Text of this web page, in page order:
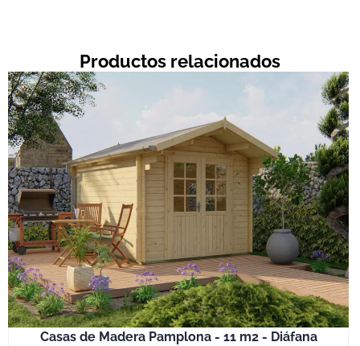
Productos relacionados
Casas de Madera Pamplona - 11 m2 - Diáfana